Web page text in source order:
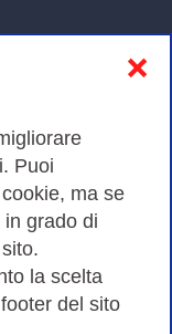
Puoi
ma se
grado di
la scelta
del sito
❌
Roma | Tel.